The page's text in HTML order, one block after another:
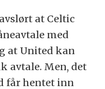
at Celtic
med
at United kan
avtale. Men, det
får hentet inn